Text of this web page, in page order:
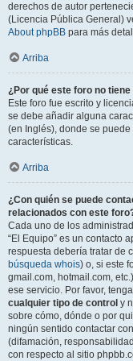
derechos de autor
(Licencia Pública General)
About phpBB para más
Arriba
¿Por qué este foro no
Este foro fue escrito y
se debe añadir alguna
(en Inglés), donde se
características.
Arriba
¿Con quién se puede
relacionados con este
Cada uno de los
“El Equipo” es un contacto
respuesta debería tratar de
búsqueda whois) o, si este
gmail.com, hotmail.com,
ese servicio. Por favor,
cualquier tipo de control y
sobre cómo, dónde o por
ningún sentido contactar
(difamación,
con respecto al sitio